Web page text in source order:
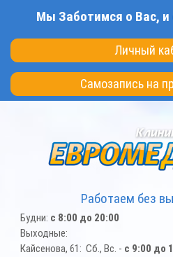
основному
содержанию
Мы Заботимся о Вас,
Личный
Самозапись на
Работаем без
Будни: с 8:00 до 20:00
Выходные:
Кайсенова, 61: Сб., Вс. - с 9:00 до